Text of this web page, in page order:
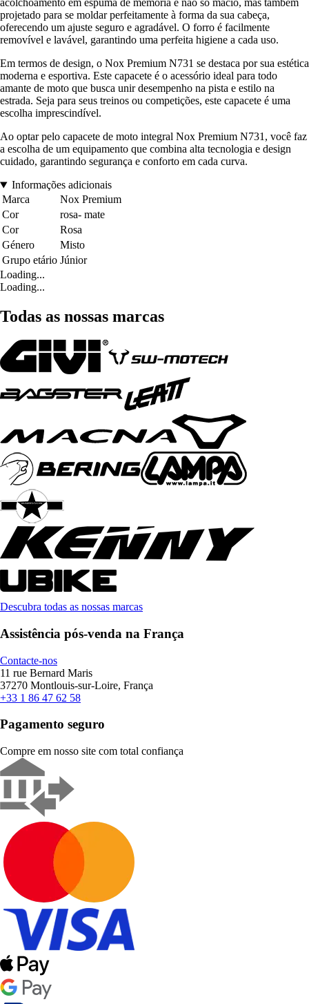
acolchoamento em espuma de memória é não só macio, mas também
projetado para se moldar perfeitamente à forma da sua cabeça,
oferecendo um ajuste seguro e agradável. O forro é facilmente
removível e lavável, garantindo uma perfeita higiene a cada uso.
Em termos de design, o Nox Premium N731 se destaca por sua estética
moderna e esportiva. Este capacete é o acessório ideal para todo
amante de moto que busca unir desempenho na pista e estilo na
estrada. Seja para seus treinos ou competições, este capacete é uma
escolha imprescindível.
Ao optar pelo capacete de moto integral Nox Premium N731, você faz
a escolha de um equipamento que combina alta tecnologia e design
cuidado, garantindo segurança e conforto em cada curva.
Informações adicionais
Marca
Nox Premium
Cor
rosa- mate
Cor
Rosa
Género
Misto
Grupo etário Júnior
Loading...
Loading...
Todas as nossas marcas
Descubra todas as nossas marcas
Assistência pós-venda na França
Contacte-nos
11 rue Bernard Maris
37270 Montlouis-sur-Loire, França
+33 1 86 47 62 58
Pagamento seguro
Compre em nosso site com total confiança